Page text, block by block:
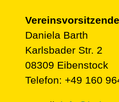
Daniela Barth
Karlsbader Str. 2
08309 Eibenstock
Telefon: +49 160